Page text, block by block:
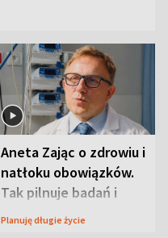
Aneta Zając o zdrowiu i
natłoku obowiązków.
Tak pilnuje badań i
wizyt
Planuję długie życie